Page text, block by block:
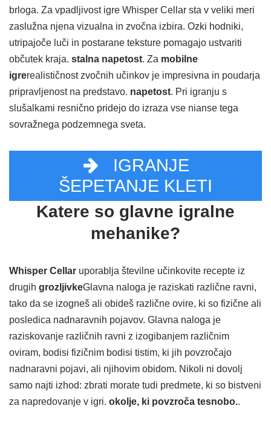
brloga. Za vpadljivost igre Whisper Cellar sta v veliki meri
zaslužna njena vizualna in zvočna izbira. Ozki hodniki,
utripajoče luči in postarane teksture pomagajo ustvariti
občutek kraja. stalna napetost. Za mobilne
igrerealističnost zvočnih učinkov je impresivna in poudarja
pripravljenost na predstavo. napetost. Pri igranju s
slušalkami resnično pridejo do izraza vse nianse tega
sovražnega podzemnega sveta.
IGRANJE
ŠEPETANJE KLETI
Katere so glavne igralne
mehanike?
Whisper Cellar uporablja številne učinkovite recepte iz
drugih grozljivkeGlavna naloga je raziskati različne ravni,
tako da se izogneš ali obideš različne ovire, ki so fizične ali
posledica nadnaravnih pojavov. Glavna naloga je
raziskovanje različnih ravni z izogibanjem različnim
oviram, bodisi fizičnim bodisi tistim, ki jih povzročajo
nadnaravni pojavi, ali njihovim obidom. Nikoli ni dovolj
samo najti izhod: zbrati morate tudi predmete, ki so bistveni
za napredovanje v igri. okolje, ki povzroča tesnobo..